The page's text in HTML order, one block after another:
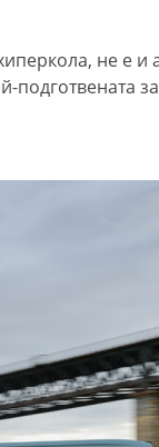
не е и
подготвената